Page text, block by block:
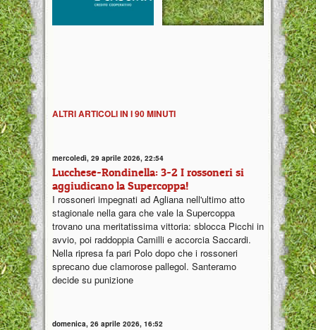
ALTRI ARTICOLI IN I 90 MINUTI
mercoledì, 29 aprile 2026, 22:54
Lucchese-Rondinella: 3-2 I rossoneri si
aggiudicano la Supercoppa!
I rossoneri impegnati ad Agliana nell'ultimo atto
stagionale nella gara che vale la Supercoppa
trovano una meritatissima vittoria: sblocca Picchi in
avvio, poi raddoppia Camilli e accorcia Saccardi.
Nella ripresa fa pari Polo dopo che i rossoneri
sprecano due clamorose pallegol. Santeramo
decide su punizione
domenica, 26 aprile 2026, 16:52